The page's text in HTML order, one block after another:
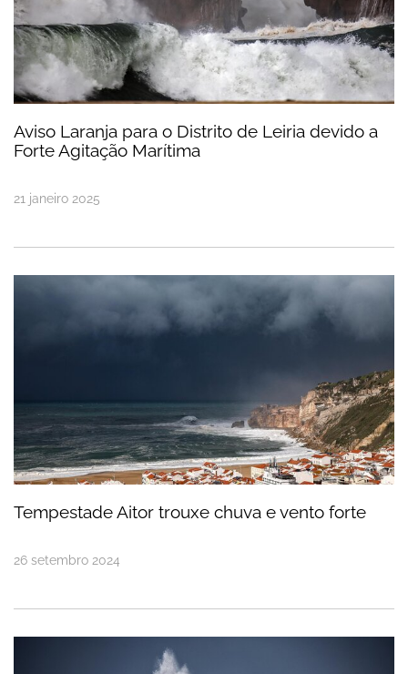
Aviso Laranja para o Distrito de Leiria devido a
Forte Agitação Marítima
21 janeiro 2025
Tempestade Aitor trouxe chuva e vento forte
Tempestade Aitor trouxe chuva e vento forte
26 setembro 2024
Semana da Páscoa com temperaturas baixas e